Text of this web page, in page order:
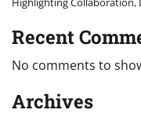
Recent
No comments to
Archives